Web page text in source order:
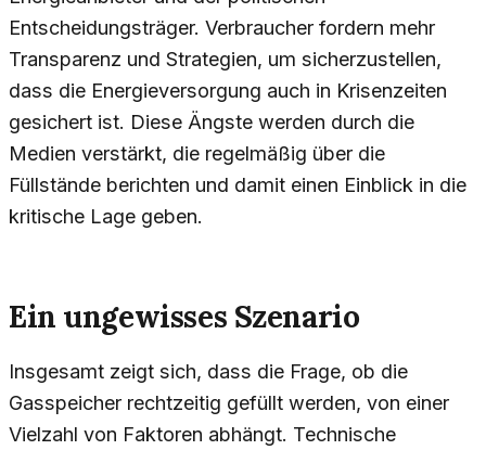
Entscheidungsträger. Verbraucher fordern mehr
Transparenz und Strategien, um sicherzustellen,
dass die Energieversorgung auch in Krisenzeiten
gesichert ist. Diese Ängste werden durch die
Medien verstärkt, die regelmäßig über die
Füllstände berichten und damit einen Einblick in die
kritische Lage geben.
Ein ungewisses Szenario
Insgesamt zeigt sich, dass die Frage, ob die
Gasspeicher rechtzeitig gefüllt werden, von einer
Vielzahl von Faktoren abhängt. Technische